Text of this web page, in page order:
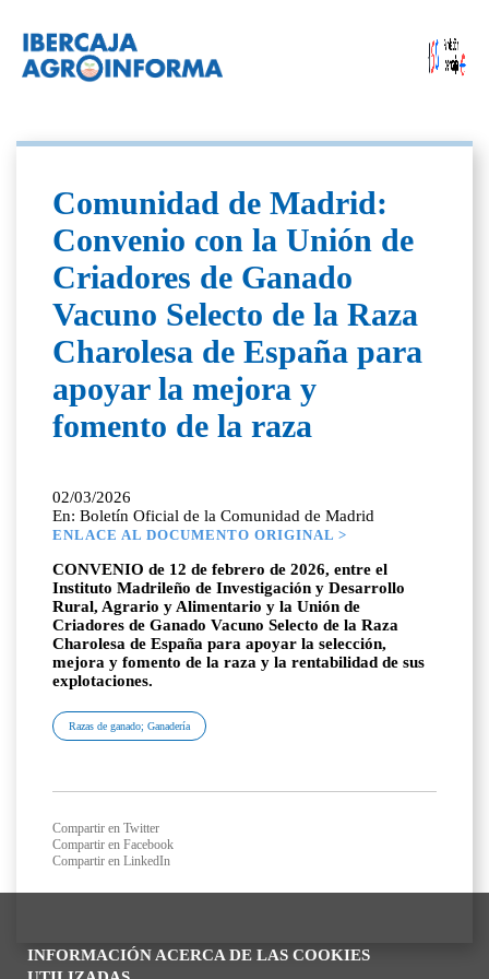
INFORMACIÓN ACERCA DE LAS COOKIES
Comunidad de Madrid:
Convenio con la Unión de
Criadores de Ganado
Vacuno Selecto de la Raza
Charolesa de España para
apoyar la mejora y
fomento de la raza
02/03/2026
En: Boletín Oficial de la Comunidad de Madrid
ENLACE AL DOCUMENTO ORIGINAL >
CONVENIO de 12 de febrero de 2026, entre el
Instituto Madrileño de Investigación y Desarrollo
Rural, Agrario y Alimentario y la Unión de
Criadores de Ganado Vacuno Selecto de la Raza
Charolesa de España para apoyar la selección,
mejora y fomento de la raza y la rentabilidad de sus
explotaciones.
Razas de ganado; Ganadería
Compartir en Twitter
Compartir en Facebook
Compartir en LinkedIn